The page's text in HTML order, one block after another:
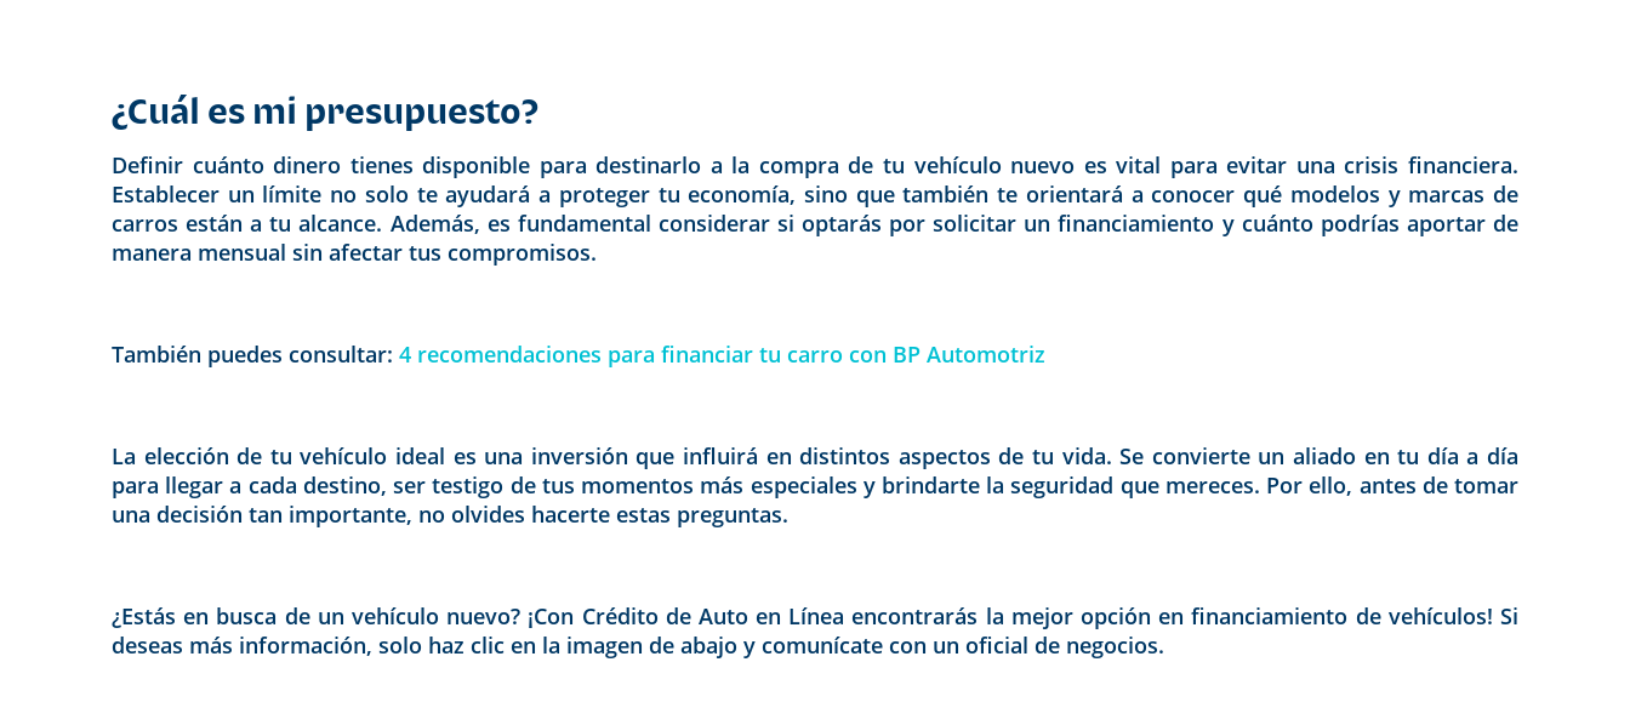
¿Cuál es mi presupuesto?
Definir cuánto dinero tienes disponible para destinarlo a la compra de tu vehículo nuevo es vital para evitar una crisis financiera.
Establecer un límite no solo te ayudará a proteger tu economía, sino que también te orientará a conocer qué modelos y marcas de
carros están a tu alcance. Además, es fundamental considerar si optarás por solicitar un financiamiento y cuánto podrías aportar de
manera mensual sin afectar tus compromisos.
También puedes consultar: 4 recomendaciones para financiar tu carro con BP Automotriz
La elección de tu vehículo ideal es una inversión que influirá en distintos aspectos de tu vida. Se convierte un aliado en tu día a día
para llegar a cada destino, ser testigo de tus momentos más especiales y brindarte la seguridad que mereces. Por ello, antes de tomar
una decisión tan importante, no olvides hacerte estas preguntas.
¿Estás en busca de un vehículo nuevo? ¡Con Crédito de Auto en Línea encontrarás la mejor opción en financiamiento de vehículos! Si
deseas más información, solo haz clic en la imagen de abajo y comunícate con un oficial de negocios.